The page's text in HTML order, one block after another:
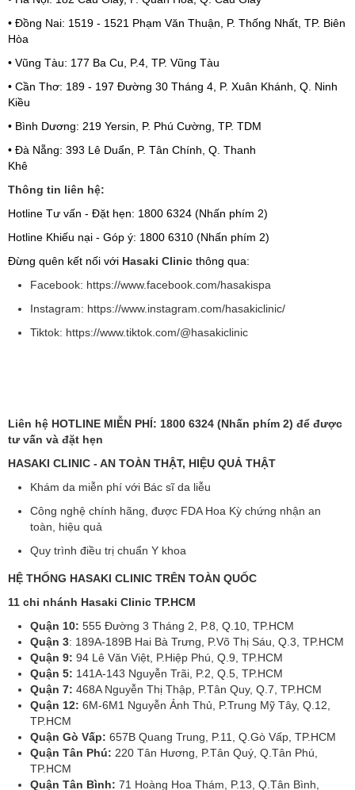
• Đồng Nai: 1519 - 1521 Phạm Văn Thuận, P. Thống Nhất, TP. Biên
Hòa
• Vũng Tàu: 177 Ba Cu, P.4, TP. Vũng Tàu
• Cần Thơ: 189 - 197 Đường 30 Tháng 4, P. Xuân Khánh, Q. Ninh
Kiều
• Bình Dương: 219 Yersin, P. Phú Cường, TP. TDM
• Đà Nẵng: 393 Lê Duẩn, P. Tân Chính, Q. Thanh
Khê
Thông tin liên hệ:
Hotline Tư vấn - Đặt hẹn: 1800 6324 (Nhấn phím 2)
Hotline Khiếu nại - Góp ý: 1800 6310 (Nhấn phím 2)
Đừng quên kết nối với Hasaki Clinic thông qua:
Facebook: https://www.facebook.com/hasakispa
Instagram: https://www.instagram.com/hasakiclinic/
Tiktok: https://www.tiktok.com/@hasakiclinic
Liên hệ HOTLINE MIỄN PHÍ: 1800 6324 (Nhấn phím 2) để được
tư vấn và đặt hẹn
HASAKI CLINIC - AN TOÀN THẬT, HIỆU QUẢ THẬT
Khám da miễn phí với Bác sĩ da liễu
Công nghệ chính hãng, được FDA Hoa Kỳ chứng nhận an
toàn, hiệu quả
Quy trình điều trị chuẩn Y khoa
HỆ THỐNG HASAKI CLINIC TRÊN TOÀN QUỐC
11 chi nhánh Hasaki Clinic TP.HCM
Quận 10: 555 Đường 3 Tháng 2, P.8, Q.10, TP.HCM
Quận 3: 189A-189B Hai Bà Trưng, P.Võ Thị Sáu, Q.3, TP.HCM
Quận 9: 94 Lê Văn Việt, P.Hiệp Phú, Q.9, TP.HCM
Quận 5: 141A-143 Nguyễn Trãi, P.2, Q.5, TP.HCM
Quận 7: 468A Nguyễn Thị Thập, P.Tân Quy, Q.7, TP.HCM
Quận 12: 6M-6M1 Nguyễn Ảnh Thủ, P.Trung Mỹ Tây, Q.12,
TP.HCM
Quận Gò Vấp: 657B Quang Trung, P.11, Q.Gò Vấp, TP.HCM
Quận Tân Phú: 220 Tân Hương, P.Tân Quý, Q.Tân Phú,
TP.HCM
Quận Tân Bình: 71 Hoàng Hoa Thám, P.13, Q.Tân Bình,